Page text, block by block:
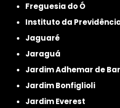
Freguesia do Ó
Instituto da
Jaguaré
Jaraguá
Jardim Adhemar de
Jardim Bonfiglioli
Jardim Everest